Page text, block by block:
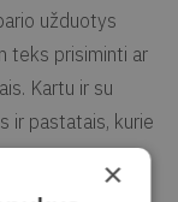
užduotys
teks prisiminti ar
Kartu ir su
ir pastatais, kurie
×